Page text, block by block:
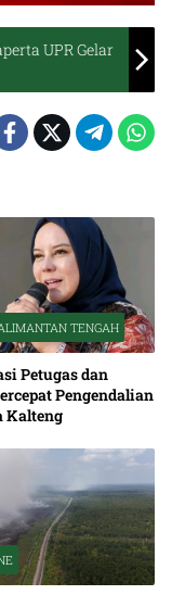
UPR Gelar
TENGAH
Petugas dan
Pengendalian
Kalteng